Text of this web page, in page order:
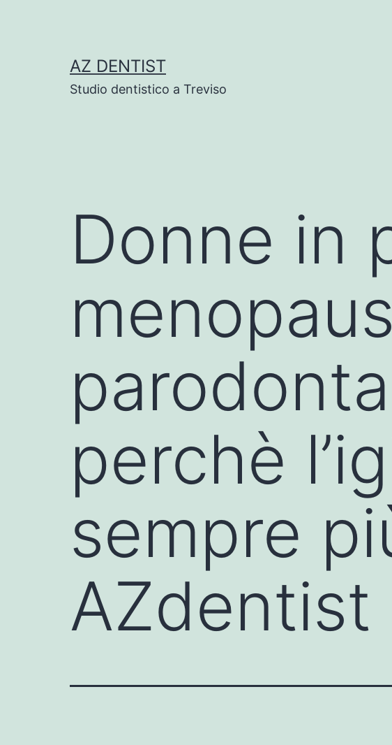
AZ DENTIST
Studio dentistico a Treviso
Donne in
perchè
sempre
AZdentist